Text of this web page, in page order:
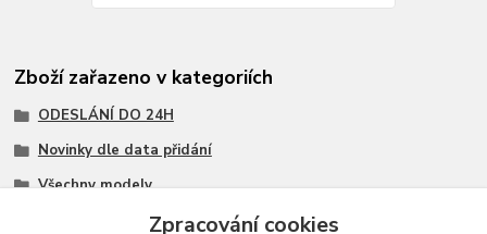
Zboží zařazeno v kategoriích
ODESLÁNÍ DO 24H
Novinky dle data přidání
Všechny modely
Zpracování cookies